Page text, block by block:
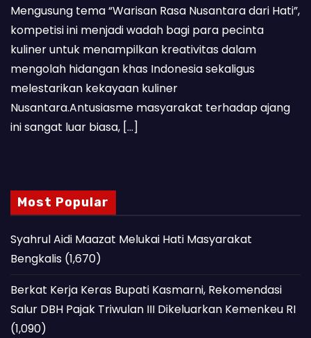
Mengusung tema “Warisan Rasa Nusantara dari Hati”,
kompetisi ini menjadi wadah bagi para pecinta
kuliner untuk menampilkan kreativitas dalam
mengolah hidangan khas Indonesia sekaligus
melestarikan kekayaan kuliner
Nusantara.Antusiasme masyarakat terhadap ajang
ini sangat luar biasa, […]
Most Popular
Syahrul Aidi Maazat Melukai Hati Masyarakat
Bengkalis (1,670)
Berkat Kerja Keras Bupati Kasmarni, Rekomendasi
Salur DBH Pajak Triwulan III Dikeluarkan Kemenkeu RI
(1,090)